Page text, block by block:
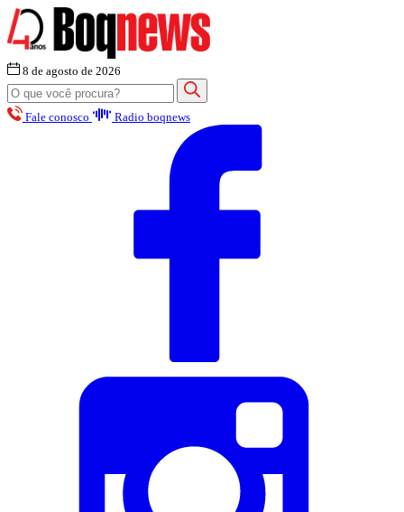
8 de agosto de 2026
Fale conosco Radio boqnews